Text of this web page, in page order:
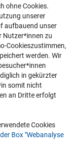
ohne Cookies.
unserer
aufbauend unser
Nutzer*innen zu
Cookieszustimmen,
werden. Wir
in gekürzter
somit nicht
an Dritte erfolgt
Cookies
Box "Webanalyse